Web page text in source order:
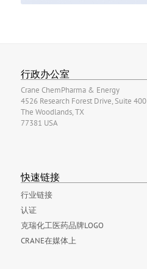
行政办公室
Crane ChemPharma & Energy
4526 Research Forest Drive, Suite 400
The Woodlands, TX
77381 USA
快速链接
行业链接
认证
克瑞化工医药品牌LOGO
CRANE在媒体上